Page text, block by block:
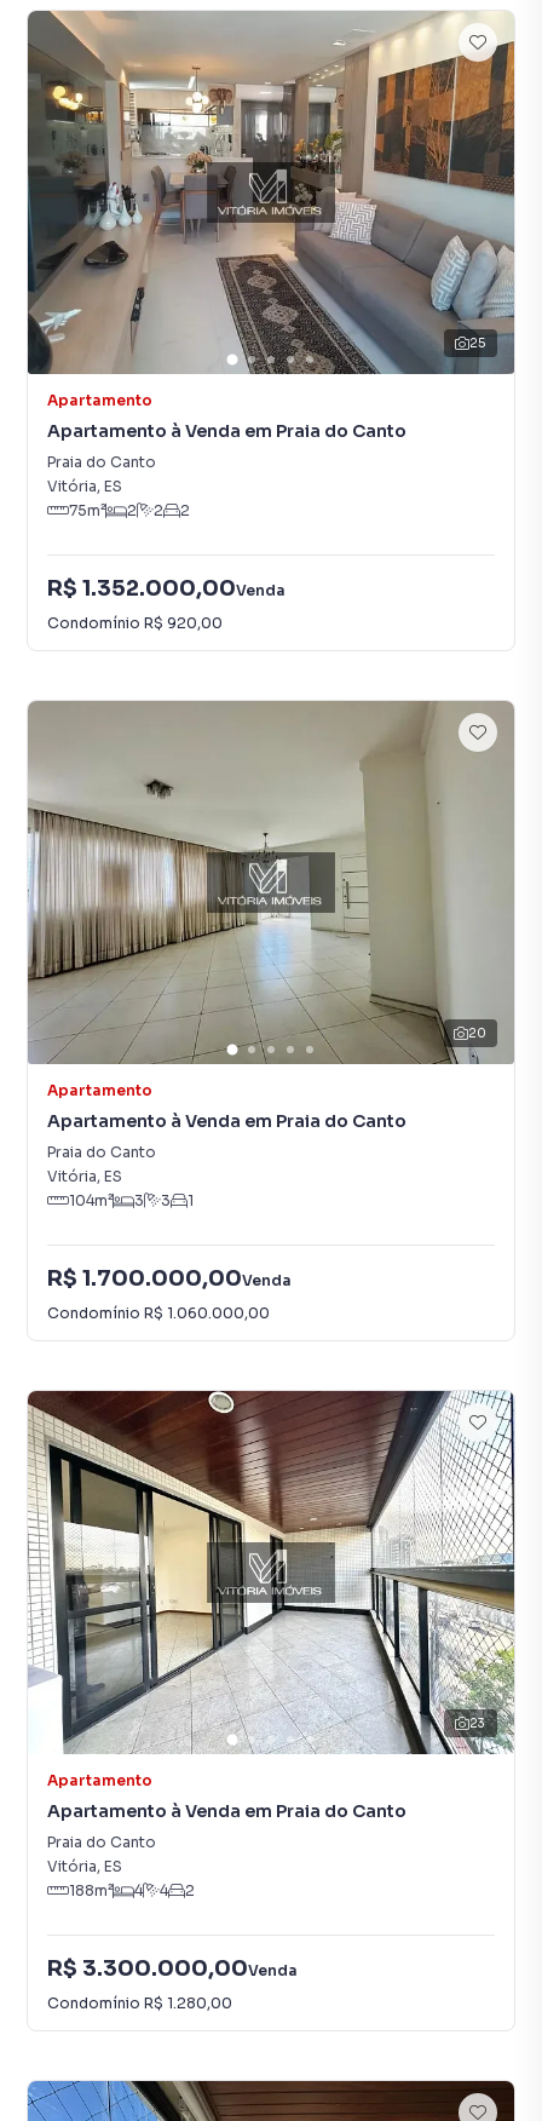
25
Apartamento
Apartamento à Venda em Praia do Canto
Praia do Canto
Vitória, ES
75m² 2 2 2
R$ 1.352.000,00Venda
Condomínio R$ 920,00
20
Apartamento
Apartamento à Venda em Praia do Canto
Praia do Canto
Vitória, ES
104m² 3 3 1
R$ 1.700.000,00Venda
Condomínio R$ 1.060.000,00
23
Apartamento
Apartamento à Venda em Praia do Canto
Praia do Canto
Vitória, ES
188m² 4 4 2
R$ 3.300.000,00Venda
Condomínio R$ 1.280,00